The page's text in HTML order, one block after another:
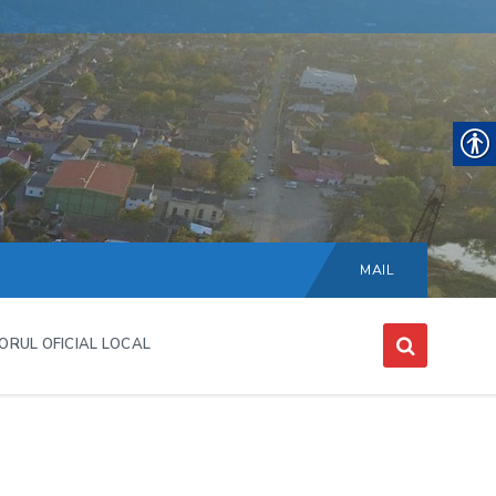
Choose
language:
MAIL
OFICIAL LOCAL